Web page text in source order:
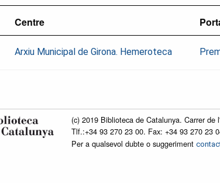
Centre
Arxiu Municipal de Girona. Hemeroteca
(c) 2019 Biblioteca de Catalunya. Carrer de
Tlf.:+34 93 270 23 00. Fax: +34 93 270 23
Per a qualsevol dubte o suggeriment